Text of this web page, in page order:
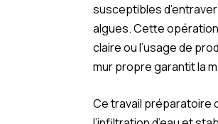
susceptibles
algues. Cette
claire ou l’usage de
mur propre garantit la
Ce travail préparatoire